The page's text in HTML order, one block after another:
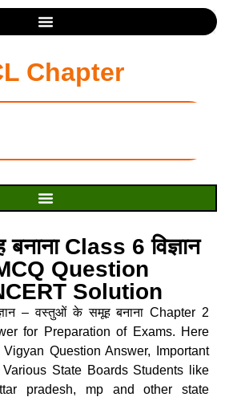
Chapter
Class 6 विज्ञान
Question
Solution
– वस्तुओं के समूह बनाना Chapter 2
for Preparation of Exams. Here
Question Answer, Important
State Boards Students like
pradesh, mp and other state